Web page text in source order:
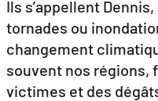
Auf
Ils s’appellent
tornades ou
changement
souvent nos régions,
victimes et des